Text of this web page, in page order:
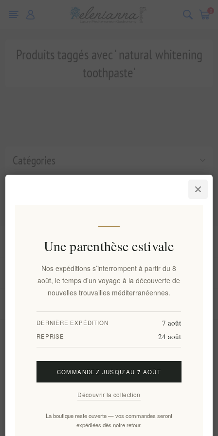
0
Catégories
Produits taggés avec ' natural whitening
toothpaste'
Information
Mon compte
S'abonner Se désinscrire
Une parenthèse estivale
Nos expéditions s’interrompent à partir du 8
août, le temps d’un voyage à la découverte de
nouvelles trouvailles méditerranéennes.
DERNIÈRE EXPÉDITION 7 août
REPRISE 24 août
COMMANDEZ JUSQU’AU 7 AOÛT
Découvrir la collection
La boutique reste ouverte — vos commandes seront
expédiées dès notre retour.